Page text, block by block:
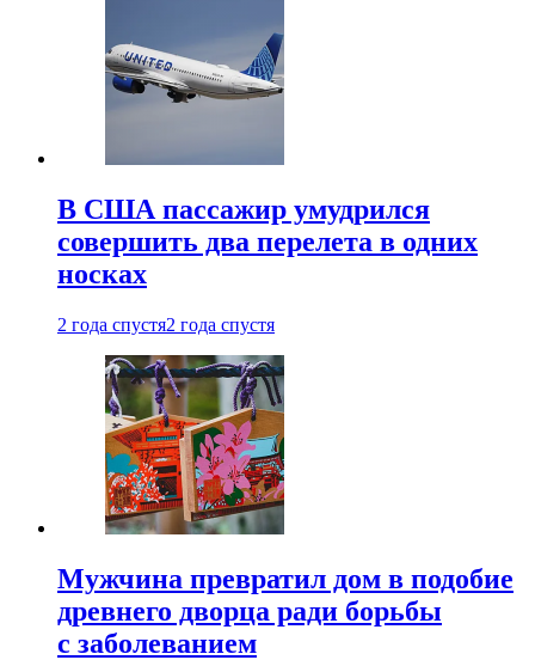
В США пассажир умудрился
совершить два перелета в одних
носках
2 года спустя2 года спустя
Мужчина превратил дом в подобие
древнего дворца ради борьбы
с заболеванием